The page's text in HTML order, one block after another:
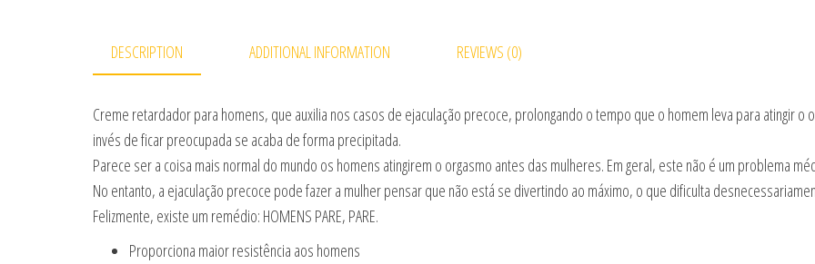
DESCRIPTION ADDITIONAL INFORMATION REVIEWS (0)
Creme retardador para homens, que auxilia nos casos de ejaculação precoce, prolongando o tempo que o homem leva para atingir
invés de ficar preocupada se acaba de forma precipitada.
Parece ser a coisa mais normal do mundo os homens atingirem o orgasmo antes das mulheres. Em geral, este não é um problema
No entanto, a ejaculação precoce pode fazer a mulher pensar que não está se divertindo ao máximo, o que dificulta
Felizmente, existe um remédio: HOMENS PARE, PARE.
Proporciona maior resistência aos homens